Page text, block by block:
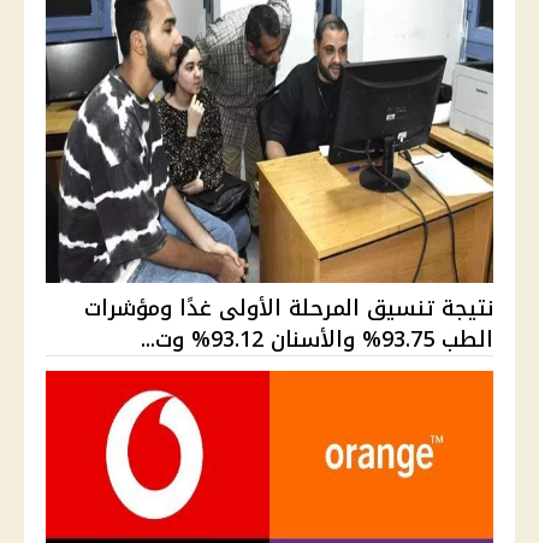
نتيجة تنسيق المرحلة الأولى غدًا ومؤشرات
الطب 93.75% والأسنان 93.12% وت...